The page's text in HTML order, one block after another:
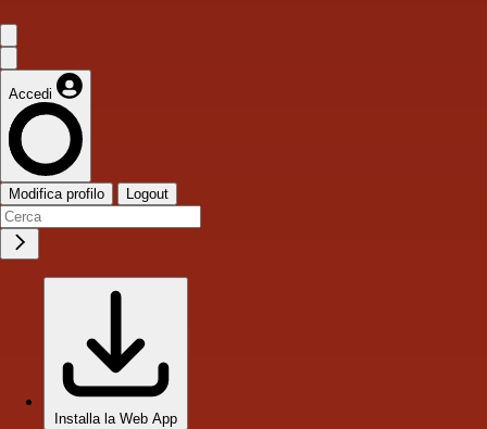
Accedi
Modifica profilo Logout
Installa la Web App